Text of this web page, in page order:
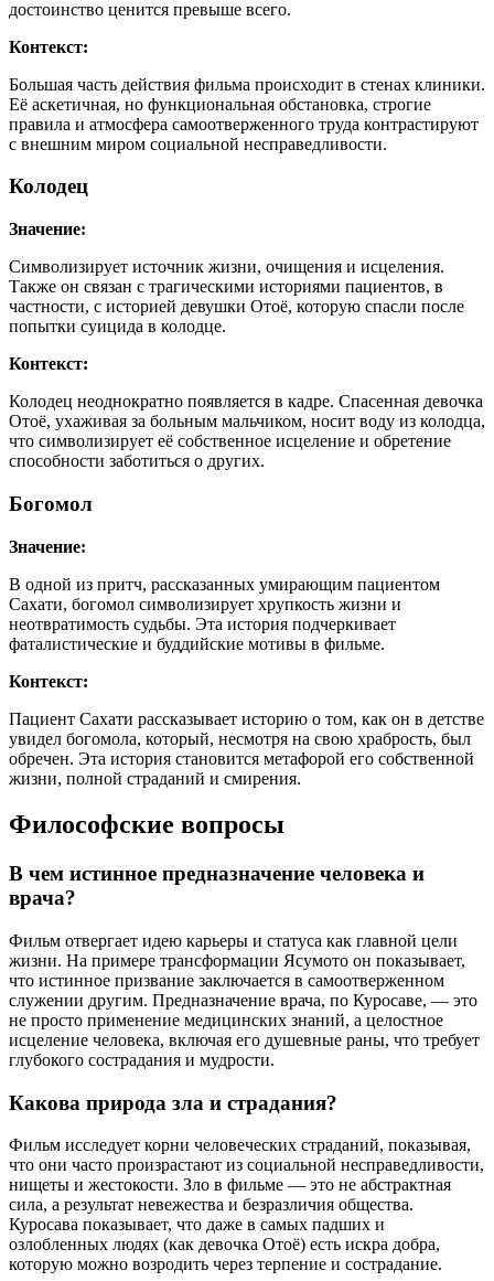
достоинство ценится превыше всего.
Контекст:
Большая часть действия фильма происходит в стенах клиники.
Её аскетичная, но функциональная обстановка, строгие
правила и атмосфера самоотверженного труда контрастируют
с внешним миром социальной несправедливости.
Колодец
Значение:
Символизирует источник жизни, очищения и исцеления.
Также он связан с трагическими историями пациентов, в
частности, с историей девушки Отоё, которую спасли после
попытки суицида в колодце.
Контекст:
Колодец неоднократно появляется в кадре. Спасенная девочка
Отоё, ухаживая за больным мальчиком, носит воду из колодца,
что символизирует её собственное исцеление и обретение
способности заботиться о других.
Богомол
Значение:
В одной из притч, рассказанных умирающим пациентом
Сахати, богомол символизирует хрупкость жизни и
неотвратимость судьбы. Эта история подчеркивает
фаталистические и буддийские мотивы в фильме.
Контекст:
Пациент Сахати рассказывает историю о том, как он в детстве
увидел богомола, который, несмотря на свою храбрость, был
обречен. Эта история становится метафорой его собственной
жизни, полной страданий и смирения.
Философские вопросы
В чем истинное предназначение человека и
врача?
Фильм отвергает идею карьеры и статуса как главной цели
жизни. На примере трансформации Ясумото он показывает,
что истинное призвание заключается в самоотверженном
служении другим. Предназначение врача, по Куросаве, — это
не просто применение медицинских знаний, а целостное
исцеление человека, включая его душевные раны, что требует
глубокого сострадания и мудрости.
Какова природа зла и страдания?
Фильм исследует корни человеческих страданий, показывая,
что они часто произрастают из социальной несправедливости,
нищеты и жестокости. Зло в фильме — это не абстрактная
сила, а результат невежества и безразличия общества.
Куросава показывает, что даже в самых падших и
озлобленных людях (как девочка Отоё) есть искра добра,
которую можно возродить через терпение и сострадание.